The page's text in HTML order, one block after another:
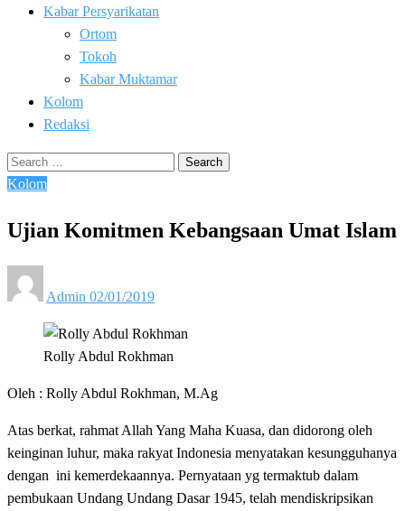
Kabar Persyarikatan
Ortom
Tokoh
Kabar Muktamar
Kolom
Redaksi
Search
for:
Kolom
Ujian Komitmen Kebangsaan Umat Islam
Admin on
02/01/2019
Rolly Abdul Rokhman
Oleh : Rolly Abdul Rokhman, M.Ag
Atas berkat, rahmat Allah Yang Maha Kuasa, dan didorong oleh
keinginan luhur, maka rakyat Indonesia menyatakan kesungguhanya
dengan ini kemerdekaannya. Pernyataan yg termaktub dalam
pembukaan Undang Undang Dasar 1945, telah mendiskripsikan